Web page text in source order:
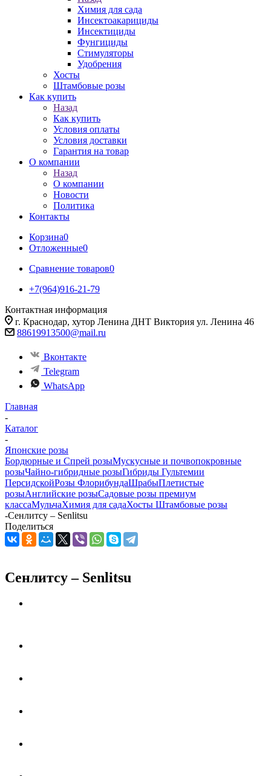
Химия для сада
Инсектоакарициды
Инсектициды
Фунгициды
Стимуляторы
Удобрения
Хосты
Штамбовые розы
Как купить
Назад
Как купить
Условия оплаты
Условия доставки
Гарантия на товар
О компании
Назад
О компании
Новости
Политика
Контакты
Корзина0
Отложенные0
Сравнение товаров0
+7(964)916-21-79
Контактная информация
г. Краснодар, хутор Ленина ДНТ Виктория ул. Ленина 46
88619913500@mail.ru
Вконтакте
Telegram
WhatsApp
Главная
-
Каталог
-
Японские розы
Бордюрные и Спрей розыМускусные и почвопокровные
розыЧайно-гибридные розыГибриды Гультемии
ПерсидскойРозы ФлорибундаШрабыПлетистые
розыАнглийские розыСадовые розы премиум
классаМульчаХимия для садаХосты Штамбовые розы
-Сенлитсу – Senlitsu
Поделиться
Сенлитсу – Senlitsu